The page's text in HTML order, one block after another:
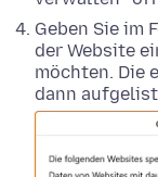
Geben Sie im
der Website
möchten. Die
dann